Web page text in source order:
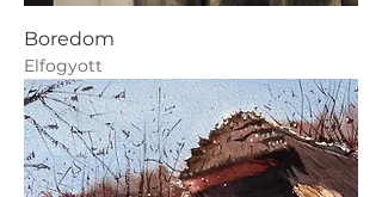
Boredom
Elfogyott